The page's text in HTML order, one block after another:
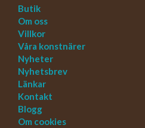
Butik
Om oss
Villkor
Våra konstnärer
Nyheter
Nyhetsbrev
Länkar
Kontakt
Blogg
Om cookies